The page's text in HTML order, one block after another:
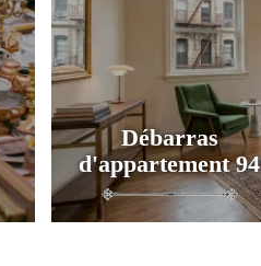
Débarras
d'appartement 94